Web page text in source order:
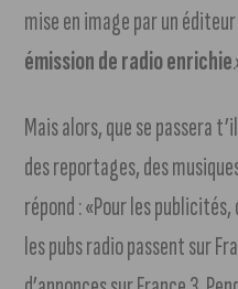
mise en image par un
émission de radio enrichie
Mais alors, que se passera
des reportages, des
répond : «Pour les
les pubs radio passent sur